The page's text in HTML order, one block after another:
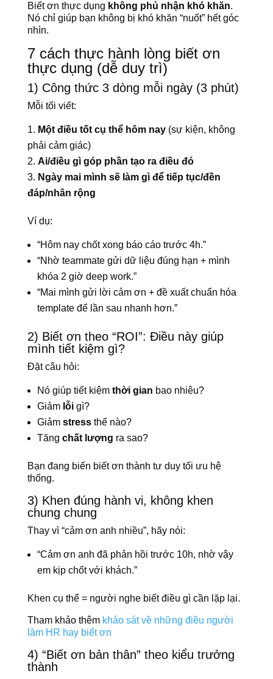
Biết ơn thực dụng không phủ nhận khó khăn.
Nó chỉ giúp bạn không bị khó khăn “nuốt” hết góc
nhìn.
7 cách thực hành lòng biết ơn
thực dụng (dễ duy trì)
1) Công thức 3 dòng mỗi ngày (3 phút)
Mỗi tối viết:
Một điều tốt cụ thể hôm nay(sự kiện, không
phải cảm giác)
Ai/điều gì góp phần tạo ra điều đó
Ngày mai mình sẽ làm gì để tiếp tục/đền
đáp/nhân rộng
Ví dụ:
“Hôm nay chốt xong báo cáo trước 4h.”
“Nhờ teammate gửi dữ liệu đúng hạn + mình
khóa 2 giờ deep work.”
“Mai mình gửi lời cảm ơn + đề xuất chuẩn hóa
template để lần sau nhanh hơn.”
2) Biết ơn theo “ROI”: Điều này giúp
mình tiết kiệm gì?
Đặt câu hỏi:
Nó giúp tiết kiệm thời gian bao nhiêu?
Giảm lỗigì?
Giảm stressthế nào?
Tăng chất lượng ra sao?
Bạn đang biến biết ơn thành tư duy tối ưu hệ
thống.
3) Khen đúng hành vi, không khen
chung chung
Thay vì “cảm ơn anh nhiều”, hãy nói:
“Cảm ơn anh đã phản hồi trước 10h, nhờ vậy
em kịp chốt với khách.”
Khen cụ thể = người nghe biết điều gì cần lặp lại.
Tham khảo thêm khảo sát về những điều người
làm HR hay biết ơn
4) “Biết ơn bản thân” theo kiểu trưởng
thành